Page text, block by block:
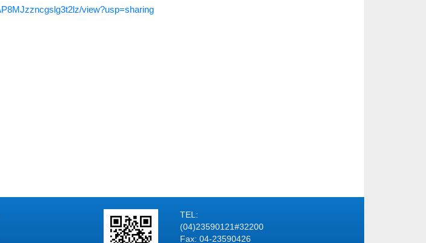
view?usp=sharing
TEL:
(04)23590121#32200
Fax: 04-23590426